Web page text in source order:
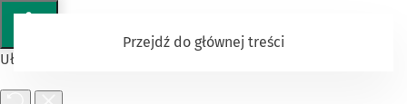
Ułatwienia dostępu
Przejdź do głównej treści